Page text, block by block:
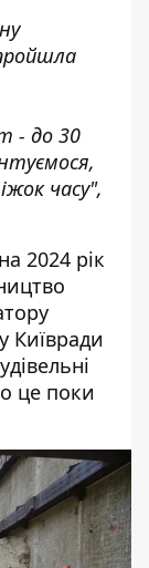
- до 30
часу",
2024 рік
Київради
це поки